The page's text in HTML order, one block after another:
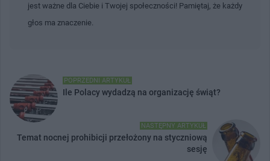
jest ważne dla Ciebie i Twojej społeczności! Pamiętaj, że każdy
głos ma znaczenie.
POPRZEDNI ARTYKUŁ
Ile Polacy wydadzą na organizację świąt?
NASTĘPNY ARTYKUŁ
Temat nocnej prohibicji przełożony na styczniową
sesję